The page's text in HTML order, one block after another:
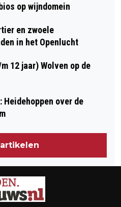
op wijndomein
en zwoele
in het Openlucht
m 12 jaar) Wolven op de
Heidehoppen over de